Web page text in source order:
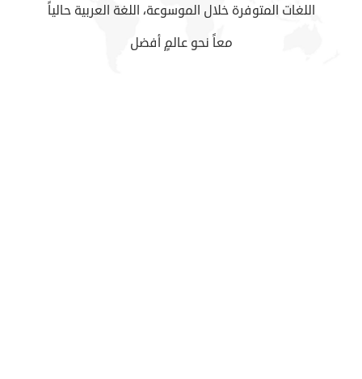
اللغات المتوفرة خلال الموسوعة، اللغة العربية حالياً
معاً نحو عالمٍ أفضل